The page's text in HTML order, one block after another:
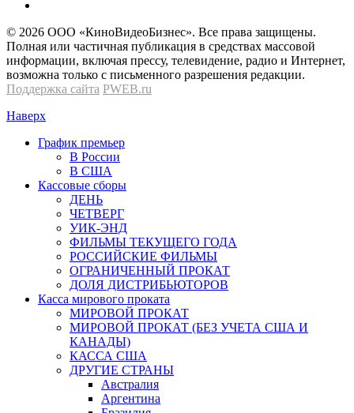
© 2026 OOО «КиноВидеоБизнес». Все права защищены.
Полная или частичная публикация в средствах массовой
информации, включая прессу, телевидение, радио и Интернет,
возможна только с письменного разрешения редакции.
Поддержка сайта PWEB.ru
Наверх
График премьер
В России
В США
Кассовые сборы
ДЕНЬ
ЧЕТВЕРГ
УИК-ЭНД
ФИЛЬМЫ ТЕКУЩЕГО ГОДА
РОССИЙСКИЕ ФИЛЬМЫ
ОГРАНИЧЕННЫЙ ПРОКАТ
ДОЛЯ ДИСТРИБЬЮТОРОВ
Касса мирового проката
МИРОВОЙ ПРОКАТ
МИРОВОЙ ПРОКАТ (БЕЗ УЧЕТА США И
КАНАДЫ)
КАССА США
ДРУГИЕ СТРАНЫ
Австралия
Аргентина